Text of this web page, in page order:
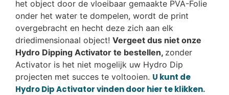
het object door de vloeibaar gemaakte PVA-Folie
onder het water te dompelen, wordt de print
overgebracht en hecht deze zich aan elk
driedimensionaal object! Vergeet dus niet onze
Hydro Dipping Activator te bestellen, zonder
Activator is het niet mogelijk uw Hydro Dip
projecten met succes te voltooien. U kunt de
Hydro Dip Activator vinden door hier te klikken.